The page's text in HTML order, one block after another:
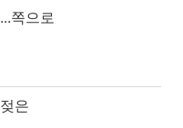
...쪽으로
젖은